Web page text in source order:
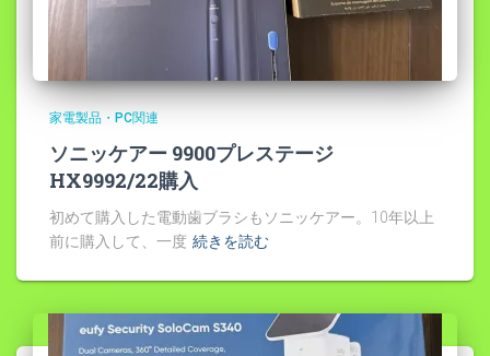
家電製品・PC関連
ソニッケアー 9900プレステージ
HX9992/22購入
初めて購入した電動歯ブラシもソニッケアー。10年以上
前に購入して、一度 続きを読む